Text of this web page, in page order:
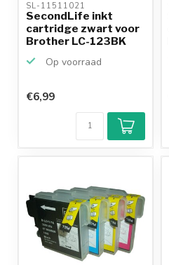
SL-11511021
SecondLife inkt
cartridge zwart voor
Brother LC-123BK
Op voorraad
€6,99